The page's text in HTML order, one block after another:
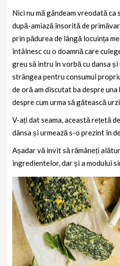
Nici nu mă gândeam vreodată
după-amiază însorită de
prin pădurea de lângă locuința
întâlnesc cu o doamnă care
greu să intru în vorbă cu dansa
strângea pentru consumul
de oră am discutat ba despre
despre cum urma să gătească
V-ați dat seama, această rețetă
dânsa și urmează s-o prezint în
Așadar vă invit să rămâneți
ingredientelor, dar și a modului